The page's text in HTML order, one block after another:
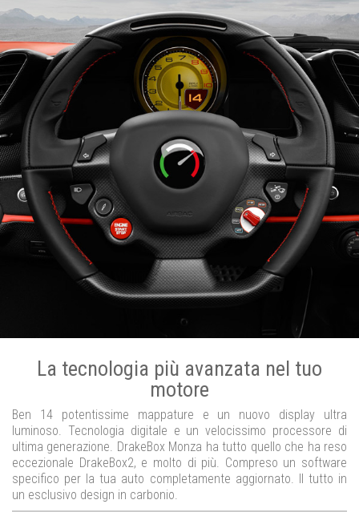
La tecnologia più avanzata nel tuo
motore
Ben 14 potentissime mappature e un nuovo display ultra
luminoso. Tecnologia digitale e un velocissimo processore di
ultima generazione. DrakeBox Monza ha tutto quello che ha reso
eccezionale DrakeBox2, e molto di più. Compreso un software
specifico per la tua auto completamente aggiornato. Il tutto in
un esclusivo design in carbonio.